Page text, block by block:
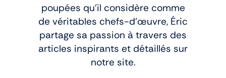
poupées qu’il considère comme
de véritables chefs-d'œuvre, Éric
partage sa passion à travers des
articles inspirants et détaillés sur
notre site.